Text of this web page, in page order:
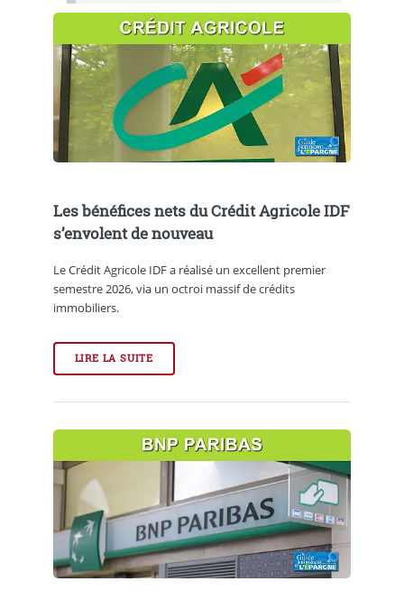
Les bénéfices nets du Crédit Agricole IDF
s’envolent de nouveau
Le Crédit Agricole IDF a réalisé un excellent premier
semestre 2026, via un octroi massif de crédits
immobiliers.
LIRE LA SUITE